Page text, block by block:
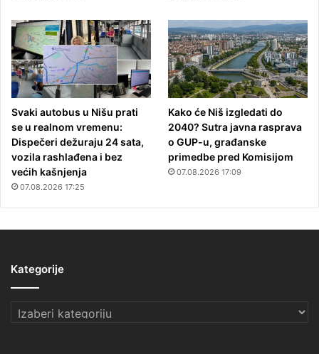
Svaki autobus u Nišu prati
se u realnom vremenu:
Dispečeri dežuraju 24 sata,
vozila rashlađena i bez
većih kašnjenja
07.08.2026 17:25
Kako će Niš izgledati do
2040? Sutra javna rasprava
o GUP-u, građanske
primedbe pred Komisijom
07.08.2026 17:09
Kategorije
Kategorije